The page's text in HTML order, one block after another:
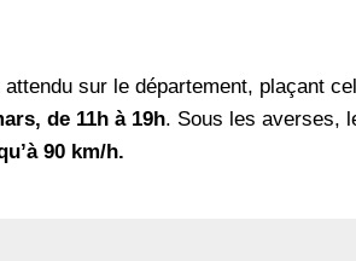
sur le département, plaçant
de 11h à 19h. Sous les averses,
90 km/h.